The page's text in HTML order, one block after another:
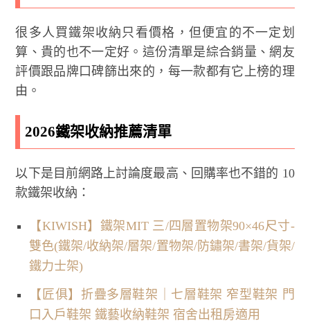
很多人買鐵架收納只看價格，但便宜的不一定划
算、貴的也不一定好。這份清單是綜合銷量、網友
評價跟品牌口碑篩出來的，每一款都有它上榜的理
由。
2026鐵架收納推薦清單
以下是目前網路上討論度最高、回購率也不錯的 10
款鐵架收納：
【KIWISH】鐵架MIT 三/四層置物架90×46尺寸-
雙色(鐵架/收納架/層架/置物架/防鏽架/書架/貨架/
鐵力士架)
【匠俱】折疊多層鞋架｜七層鞋架 窄型鞋架 門
口入戶鞋架 鐵藝收納鞋架 宿舍出租房適用